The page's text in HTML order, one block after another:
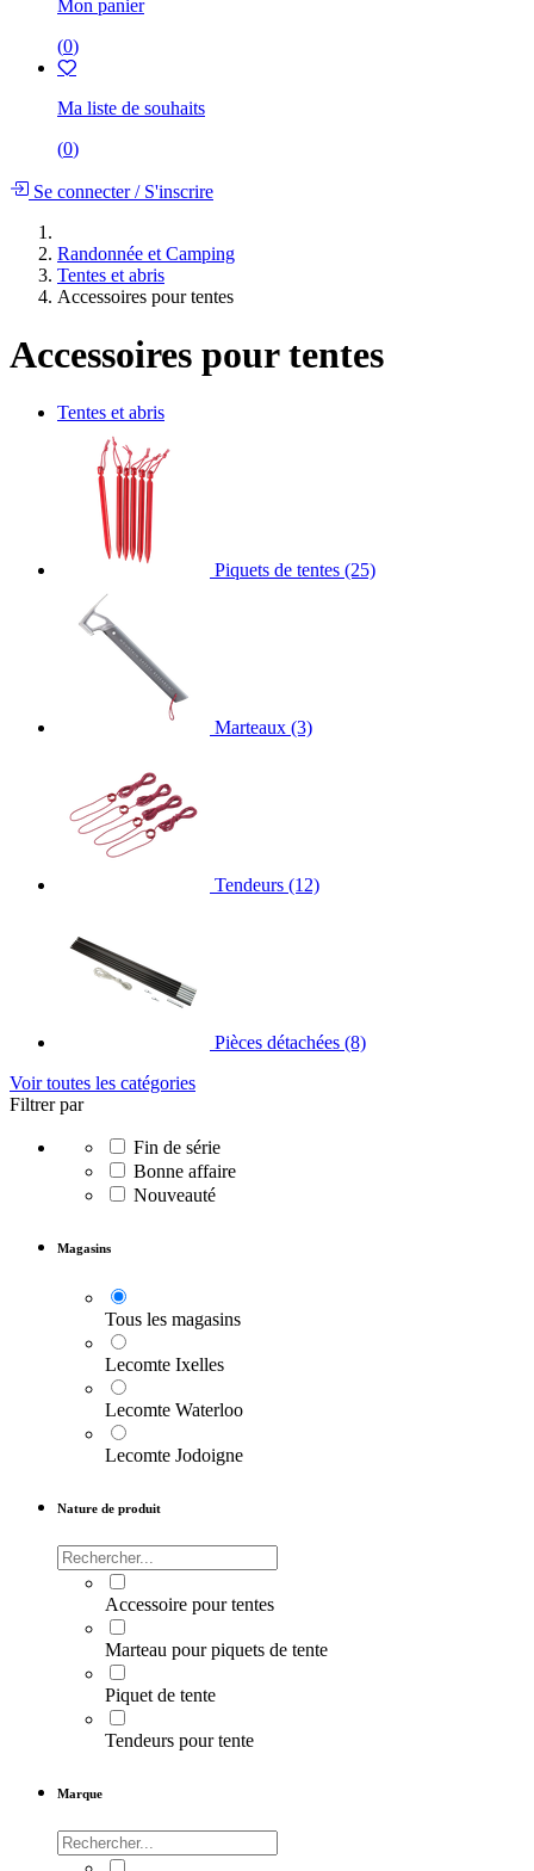
Mon panier
(0)
Ma liste de souhaits
(0)
Se connecter/S'inscrire
Randonnée et Camping
Tentes et abris
Accessoires pour tentes
Accessoires pour tentes
Tentes et abris
Piquets de tentes (25)
Marteaux (3)
Tendeurs (12)
Pièces détachées (8)
Voir toutes les catégories
Filtrer par
Fin de série
Bonne affaire
Nouveauté
Magasins
Tous les magasins
Lecomte Ixelles
Lecomte Waterloo
Lecomte Jodoigne
Nature de produit
Accessoire pour tentes
Marteau pour piquets de tente
Piquet de tente
Tendeurs pour tente
Marque